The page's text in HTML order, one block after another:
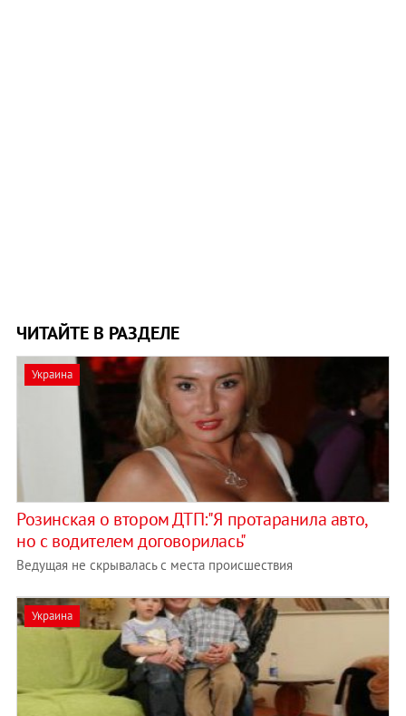
ЧИТАЙТЕ В РАЗДЕЛЕ
Украина
Розинская о втором ДТП:"Я протаранила авто,
но с водителем договорилась"
Ведущая не скрывалась с места происшествия
Украина